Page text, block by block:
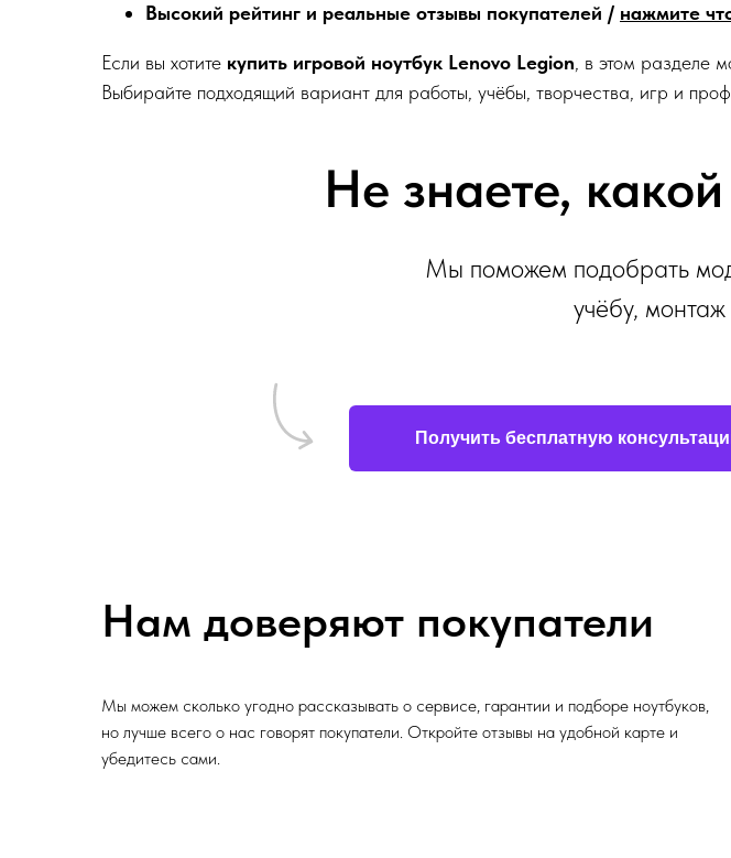
Высокий рейтинг и реальные отзывы покупателей / нажмите
Если вы хотите купить игровой ноутбук Lenovo Legion, в этом разделе
Выбирайте подходящий вариант для работы, учёбы, творчества, игр и
Не знаете,
Мы поможем подобрать
учёбу,
Получить бесплатную
Нам доверяют покупатели
Мы можем сколько угодно рассказывать о сервисе, гарантии и подборе ноутбуков,
но лучше всего о нас говорят покупатели. Откройте отзывы на удобной карте и
убедитесь сами.